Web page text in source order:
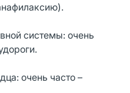
системы: очень
очень часто –